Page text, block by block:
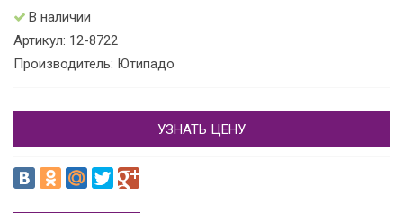
В наличии
Артикул: 12-8722
Производитель: Ютипадо
УЗНАТЬ ЦЕНУ